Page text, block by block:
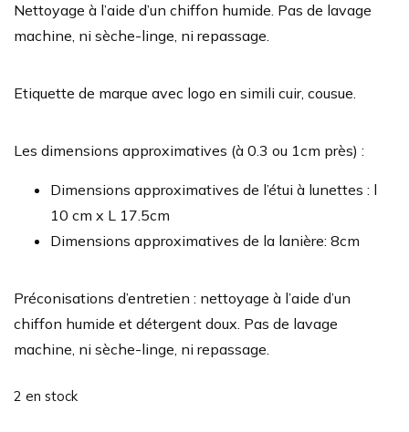
Nettoyage à l’aide d’un chiffon humide. Pas de lavage
machine, ni sèche-linge, ni repassage.
Etiquette de marque avec logo en simili cuir, cousue.
Les dimensions approximatives (à 0.3 ou 1cm près) :
Dimensions approximatives de l’étui à lunettes : l
10 cm x L 17.5cm
Dimensions approximatives de la lanière: 8cm
Préconisations d’entretien : nettoyage à l’aide d’un
chiffon humide et détergent doux. Pas de lavage
machine, ni sèche-linge, ni repassage.
2 en stock